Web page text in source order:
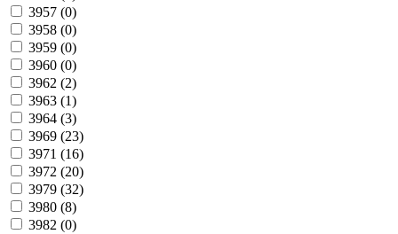
3957 (0)
3958 (0)
3959 (0)
3960 (0)
3962 (2)
3963 (1)
3964 (3)
3969 (23)
3971 (16)
3972 (20)
3979 (32)
3980 (8)
3982 (0)